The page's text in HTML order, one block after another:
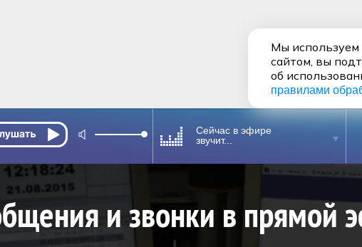
Сейчас в эфире
звучит...
и звонки в прямой
Мы используем
сайтом, вы
об
правилами